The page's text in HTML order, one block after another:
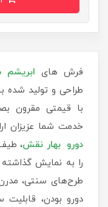
فرش های ابریشم
طراحی و تولید شده
با قیمتی مقرون
خدمت شما عزیزان
دورو بهار نقش،
را به نمایش
طرح‌های سنتی،
دورو بودن،